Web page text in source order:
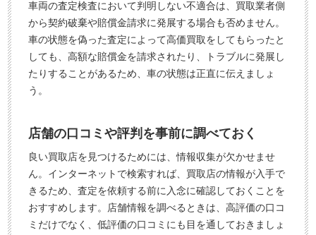
車両の査定検査において判明しない不適合は、買取業者側
から契約破棄や賠償金請求に発展する場合も否めません。
車の状態を偽った査定によって高価買取をしてもらったと
しても、高額な賠償金を請求されたり、トラブルに発展し
たりすることがあるため、車の状態は正直に伝えましょ
う。
店舗の口コミや評判を事前に調べておく
良い買取店を見つけるためには、情報収集が欠かせませ
ん。インターネットで検索すれば、買取店の情報が入手で
きるため、査定を依頼する前に入念に確認しておくことを
おすすめします。店舗情報を調べるときは、高評価の口コ
ミだけでなく、低評価の口コミにも目を通しておきましょ